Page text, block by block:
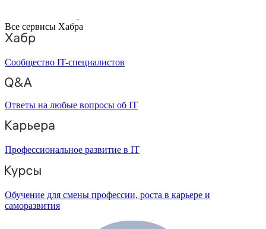
Все сервисы Хабра
Сообщество IT-специалистов
Ответы на любые вопросы об IT
Профессиональное развитие в IT
Обучение для смены профессии, роста в карьере и
саморазвития